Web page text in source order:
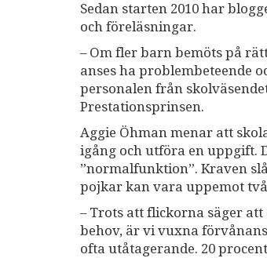
Sedan starten 2010 har
och föreläsningar.
– Om fler barn bemöts på
anses ha problembeteende
personalen från
Prestationsprinsen.
Aggie Öhman menar att
igång och utföra en uppgift.
”normalfunktion”. Kraven
pojkar kan vara uppemot
– Trots att flickorna säger
behov, är vi vuxna
ofta utåtagerande. 20